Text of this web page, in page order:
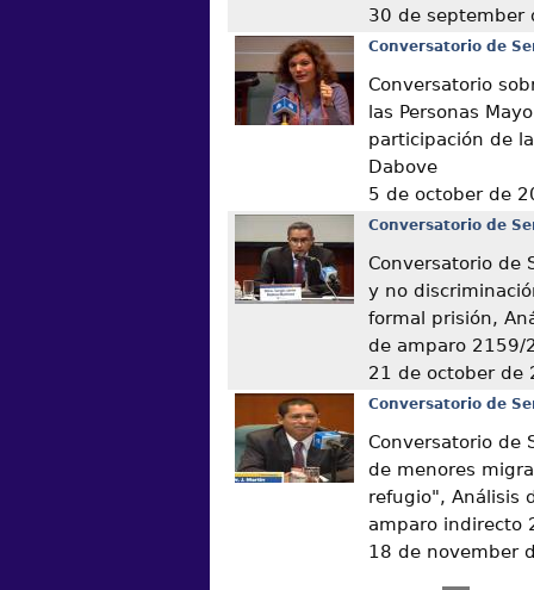
30 de september
Conversatorio de
Conversatorio
las Personas
participación de
Dabove
5 de october de
Conversatorio de
Conversatorio de
y no
formal prisión,
de amparo 2159/
21 de october de
Conversatorio de
Conversatorio de
de menores
refugio", Análisis
amparo indirecto
18 de november